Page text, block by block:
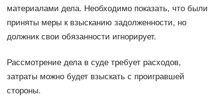
материалами дела. Необходимо показать, что были
приняты меры к взысканию задолженности, но
должник свои обязанности игнорирует.
Рассмотрение дела в суде требует расходов,
затраты можно будет взыскать с проигравшей
стороны.